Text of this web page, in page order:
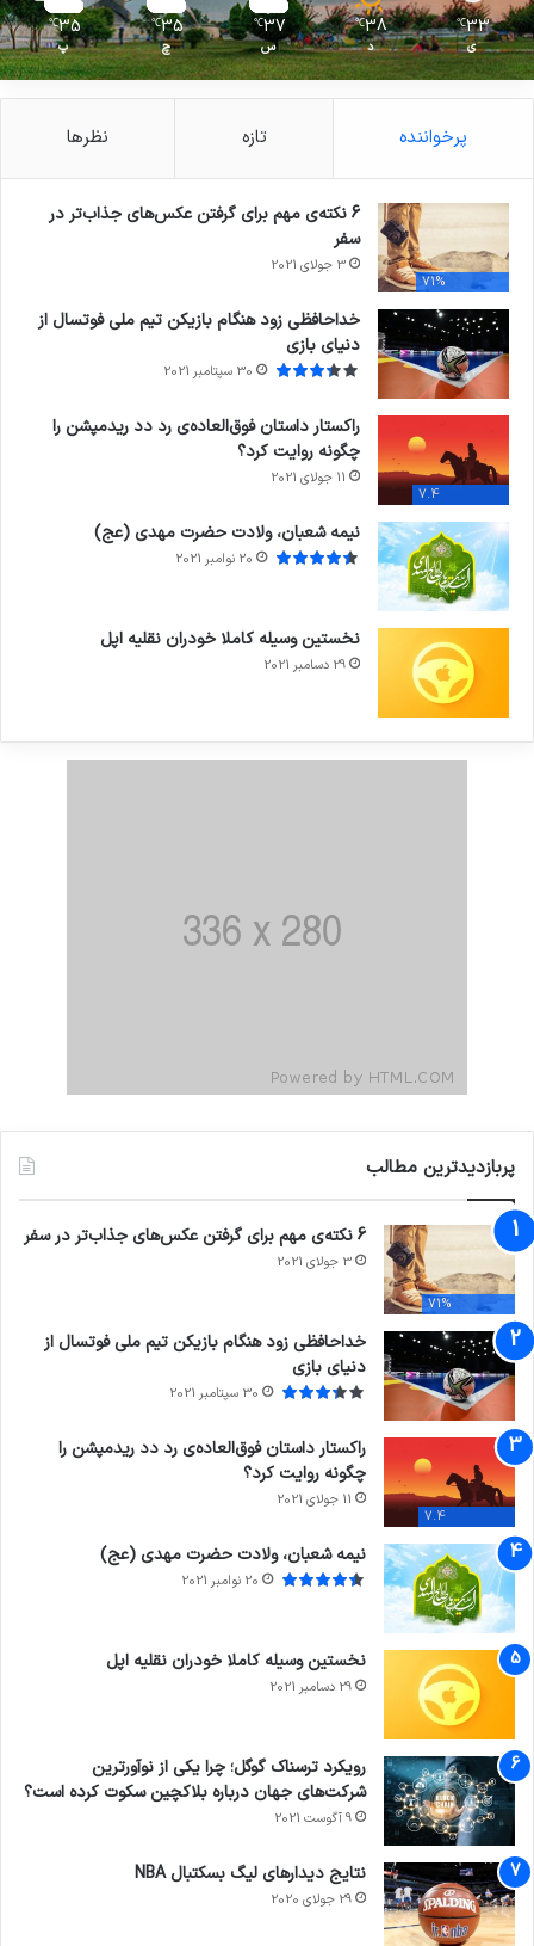
33
℃
ی
38
℃
د
37
℃
س
35
℃
چ
35
℃
پ
پرخواننده تازه نظرها
71%
6 نکته‌ی مهم برای گرفتن عکس‌های جذاب‌تر در
سفر
3 جولای 2021
خداحافظی زود هنگام بازیکن تیم ملی فوتسال از
دنیای بازی
30 سپتامبر 2021
7.4
راکستار داستان فوق‌العاده‌ی رد دد ریدمپشن را
چگونه روایت کرد؟
11 جولای 2021
نیمه شعبان، ولادت حضرت مهدی (عج)
20 نوامبر 2021
نخستین وسیله کاملا خودران نقلیه اپل
29 دسامبر 2021
پربازدیدترین مطالب
71%
6 نکته‌ی مهم برای گرفتن عکس‌های جذاب‌تر در سفر
3 جولای 2021
خداحافظی زود هنگام بازیکن تیم ملی فوتسال از
دنیای بازی
30 سپتامبر 2021
7.4
راکستار داستان فوق‌العاده‌ی رد دد ریدمپشن را
چگونه روایت کرد؟
11 جولای 2021
نیمه شعبان، ولادت حضرت مهدی (عج)
20 نوامبر 2021
نخستین وسیله کاملا خودران نقلیه اپل
29 دسامبر 2021
رویکرد ترسناک گوگل؛ چرا یکی از نوآورترین
شرکت‌های جهان درباره بلاکچین سکوت کرده است؟
9 آگوست 2021
نتایج دیدار‌های لیگ بسکتبال NBA
29 جولای 2020